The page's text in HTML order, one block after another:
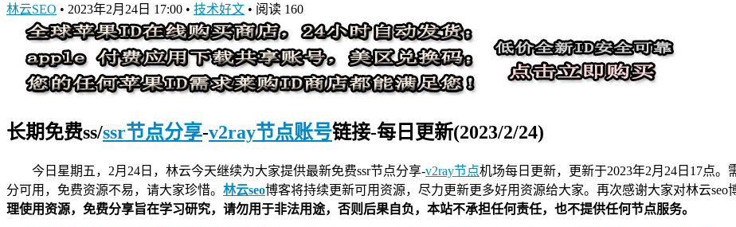
林云SEO • 2023年2月24日 17:00 • 技术好文 • 阅读 160
长期免费ss/ssr节点分享-v2ray节点账号链接-每日更新(2023/2/24)
今日星期五，2月24日，林云今天继续为大家提供最新免费ssr节点分享-v2ray节点机场每日更新，更新于2023年2月24日17点
分可用，免费资源不易，请大家珍惜。 林云seo博客将持续更新可用资源，尽力更新更多好用资源给大家。再次感谢大家对林云seo
理使用资源，免费分享旨在学习研究，请勿用于非法用途，否则后果自负，本站不承担任何责任，也不提供任何节点服务。